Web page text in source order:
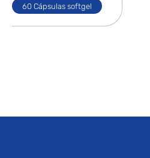
60 Cápsulas softgel